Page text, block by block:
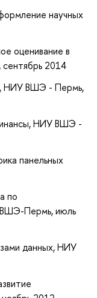
научных
оценивание в
2014
НИУ ВШЭ - Пермь,
НИУ ВШЭ -
панельных
по
ВШЭ-Пермь, июль
данных, НИУ